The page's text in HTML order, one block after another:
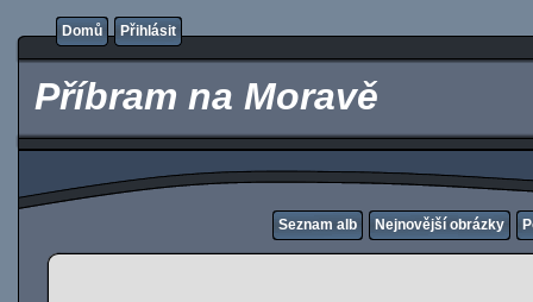
Domů Přihlásit
Příbram na Moravě
Seznam alb Nejnovější obrázky